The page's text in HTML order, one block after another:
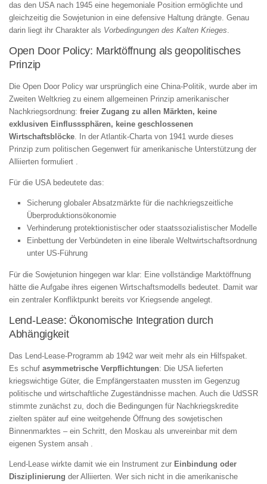
das den USA nach 1945 eine hegemoniale Position ermöglichte und
gleichzeitig die Sowjetunion in eine defensive Haltung drängte. Genau
darin liegt ihr Charakter als Vorbedingungen des Kalten Krieges.
Open Door Policy: Marktöffnung als geopolitisches
Prinzip
Die Open Door Policy war ursprünglich eine China‑Politik, wurde aber im
Zweiten Weltkrieg zu einem allgemeinen Prinzip amerikanischer
Nachkriegsordnung: freier Zugang zu allen Märkten, keine
exklusiven Einflusssphären, keine geschlossenen
Wirtschaftsblöcke. In der Atlantik‑Charta von 1941 wurde dieses
Prinzip zum politischen Gegenwert für amerikanische Unterstützung der
Alliierten formuliert .
Für die USA bedeutete das:
Sicherung globaler Absatzmärkte für die nachkriegszeitliche
Überproduktionsökonomie
Verhinderung protektionistischer oder staatssozialistischer Modelle
Einbettung der Verbündeten in eine liberale Weltwirtschaftsordnung
unter US‑Führung
Für die Sowjetunion hingegen war klar: Eine vollständige Marktöffnung
hätte die Aufgabe ihres eigenen Wirtschaftsmodells bedeutet. Damit war
ein zentraler Konfliktpunkt bereits vor Kriegsende angelegt.
Lend‑Lease: Ökonomische Integration durch
Abhängigkeit
Das Lend‑Lease‑Programm ab 1942 war weit mehr als ein Hilfspaket.
Es schuf asymmetrische Verpflichtungen: Die USA lieferten
kriegswichtige Güter, die Empfängerstaaten mussten im Gegenzug
politische und wirtschaftliche Zugeständnisse machen. Auch die UdSSR
stimmte zunächst zu, doch die Bedingungen für Nachkriegskredite
zielten später auf eine weitgehende Öffnung des sowjetischen
Binnenmarktes – ein Schritt, den Moskau als unvereinbar mit dem
eigenen System ansah .
Lend‑Lease wirkte damit wie ein Instrument zur Einbindung oder
Disziplinierung der Alliierten. Wer sich nicht in die amerikanische